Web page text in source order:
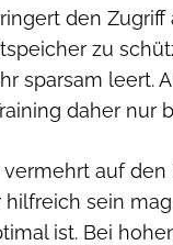
den
zu
sparsam leert.
daher nur
auf
sein
ist. Bei